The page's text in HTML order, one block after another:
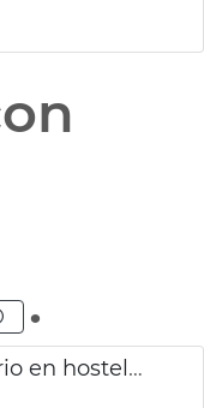
.
Campaña reciclaje de vidrio en hostelería